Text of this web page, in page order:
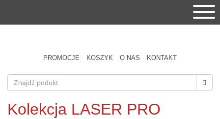
PROMOCJE KOSZYK O NAS KONTAKT
Kolekcja LASER PRO